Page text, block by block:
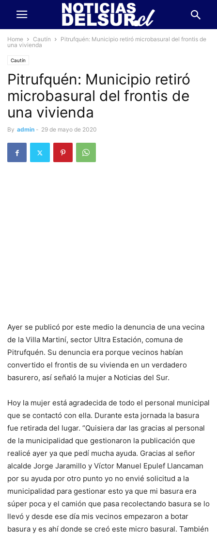
Home Cautín
Pitrufquén: Municipio retiró microbasural del frontis de
una vivienda
Cautín
Pitrufquén: Municipio retiró
microbasural del frontis de
una vivienda
By admin - 29 de mayo de 2020
Ayer se publicó por este medio la denuncia de una vecina
de la Villa Martiní, sector Ultra Estación, comuna de
Pitrufquén. Su denuncia era porque vecinos habían
convertido el frontis de su vivienda en un verdadero
basurero, así señaló la mujer a Noticias del Sur.
Hoy la mujer está agradecida de todo el personal municipal
que se contactó con ella. Durante esta jornada la basura
fue retirada del lugar. “Quisiera dar las gracias al personal
de la municipalidad que gestionaron la publicación que
realicé ayer ya que pedí mucha ayuda. Gracias al señor
alcalde Jorge Jaramillo y Víctor Manuel Epulef Llancaman
por su ayuda por otro punto yo no envié solicitud a la
municipalidad para gestionar esto ya que mi basura era
súper poca y el camión que pasa recolectando basura se lo
llevó y desde ese día mis vecinos empezaron a botar
basura y es ahí donde se creó este micro basural. También